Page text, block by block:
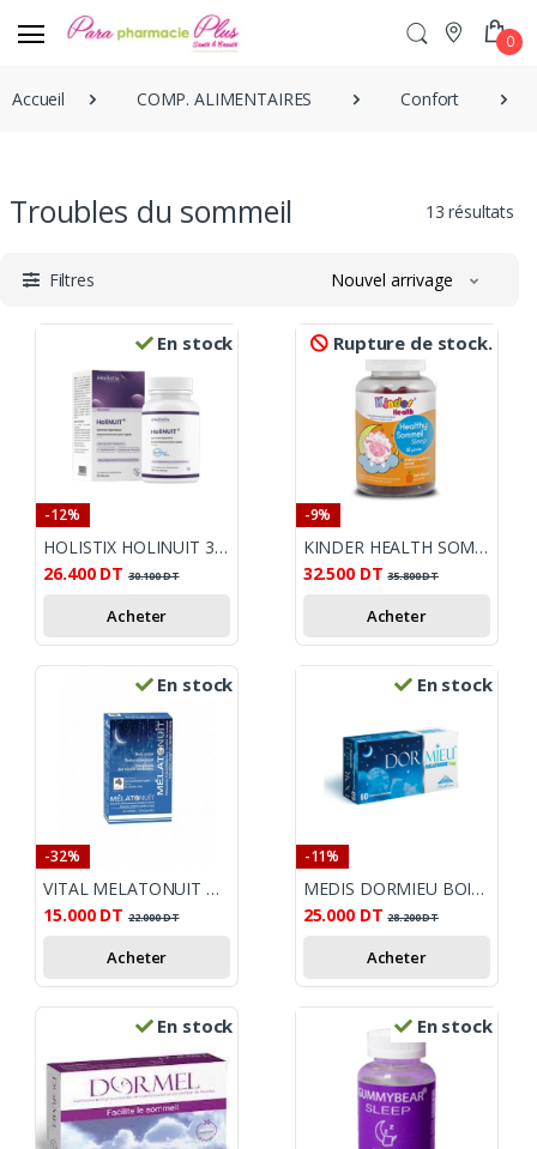
0
Accueil COMP. ALIMENTAIRES Confort
Troubles du sommeil 13 résultats
Filtres Nouvel arrivage
En stock
-12%
HOLISTIX HOLINUIT 30 GELULES
26.400 DT 30.100DT
Acheter
Rupture de stock.
-9%
KINDER HEALTH SOMMEIL 60 GUMMIES
32.500 DT 35.800DT
Acheter
En stock
-32%
VITAL MELATONUIT B/30
15.000 DT 22.000DT
Acheter
En stock
-11%
MEDIS DORMIEU BOITE DE 60
25.000 DT 28.200DT
Acheter
En stock En stock